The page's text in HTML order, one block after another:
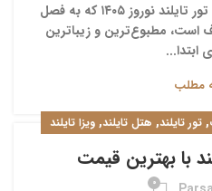
تور تایلند نوروز ۱۴۰۵ با سفر با تور تایلند نوروز ۱۴۰۵ که به فصل
است، مطبوع‌ترین و زیباترین
ابتدا...
مطلب
, تور تایلند, هتل تایلند, ویزا تایلند
با بهترین قیمت
0